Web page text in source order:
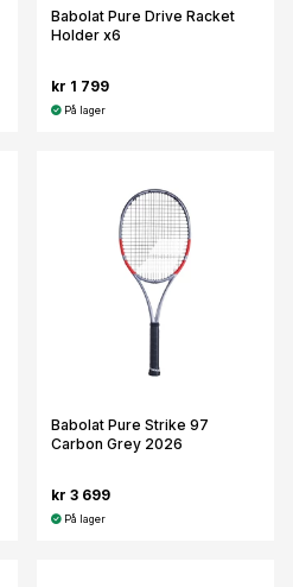
Babolat Pure Drive Racket
Holder x6
kr 1 799
På lager
Babolat Pure Strike 97
Carbon Grey 2026
kr 3 699
På lager